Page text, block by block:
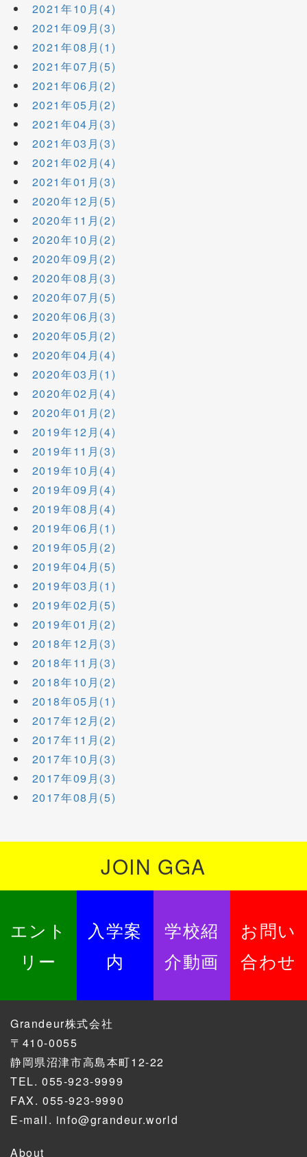
2021年10月(4)
2021年09月(3)
2021年08月(1)
2021年07月(5)
2021年06月(2)
2021年05月(2)
2021年04月(3)
2021年03月(3)
2021年02月(4)
2021年01月(3)
2020年12月(5)
2020年11月(2)
2020年10月(2)
2020年09月(2)
2020年08月(3)
2020年07月(5)
2020年06月(3)
2020年05月(2)
2020年04月(4)
2020年03月(1)
2020年02月(4)
2020年01月(2)
2019年12月(4)
2019年11月(3)
2019年10月(4)
2019年09月(4)
2019年08月(4)
2019年06月(1)
2019年05月(2)
2019年04月(5)
2019年03月(1)
2019年02月(5)
2019年01月(2)
2018年12月(3)
2018年11月(3)
2018年10月(2)
2018年05月(1)
2017年12月(2)
2017年11月(2)
2017年10月(3)
2017年09月(3)
2017年08月(5)
JOIN GGA
エント
リー
入学案
内
学校紹
介動画
お問い
合わせ
Grandeur株式会社
〒410-0055
静岡県沼津市高島本町12-22
TEL. 055-923-9999
FAX. 055-923-9990
E-mail. info@grandeur.world
About